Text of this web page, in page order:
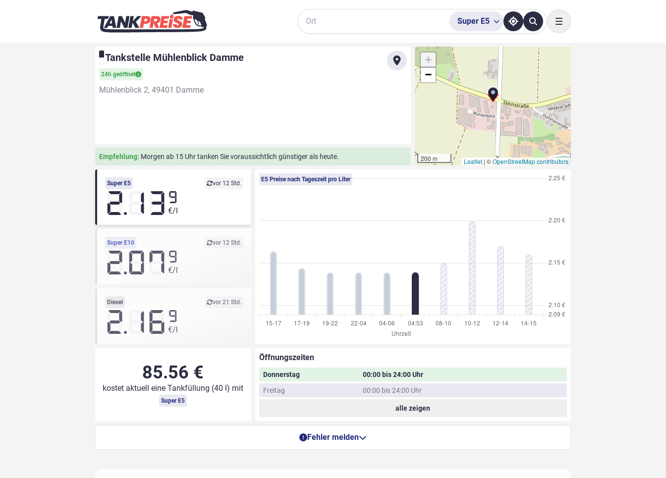
Suche
Super E5
Toggle navigation
Tankstelle Mühlenblick Damme
24h geöffnet
Mühlenblick 2, 49401 Damme
Empfehlung: Morgen ab 15 Uhr tanken Sie voraussichtlich günstiger als heute.
+
−
200 m Leaflet | ©OpenStreetMap contributors
Super E5 vor 12 Std.
2.13 9
€/l
Super E10 vor 12 Std.
2.07 9
€/l
Diesel vor 21 Std.
2.16 9
€/l
E5 Preise nach Tageszeit pro Liter
85.56 €
kostet aktuell eine Tankfüllung (40 l) mit
Super E5
Öffnungszeiten
Donnerstag
00:00 bis 24:00 Uhr
Freitag
00:00 bis 24:00 Uhr
alle zeigen
Fehler melden